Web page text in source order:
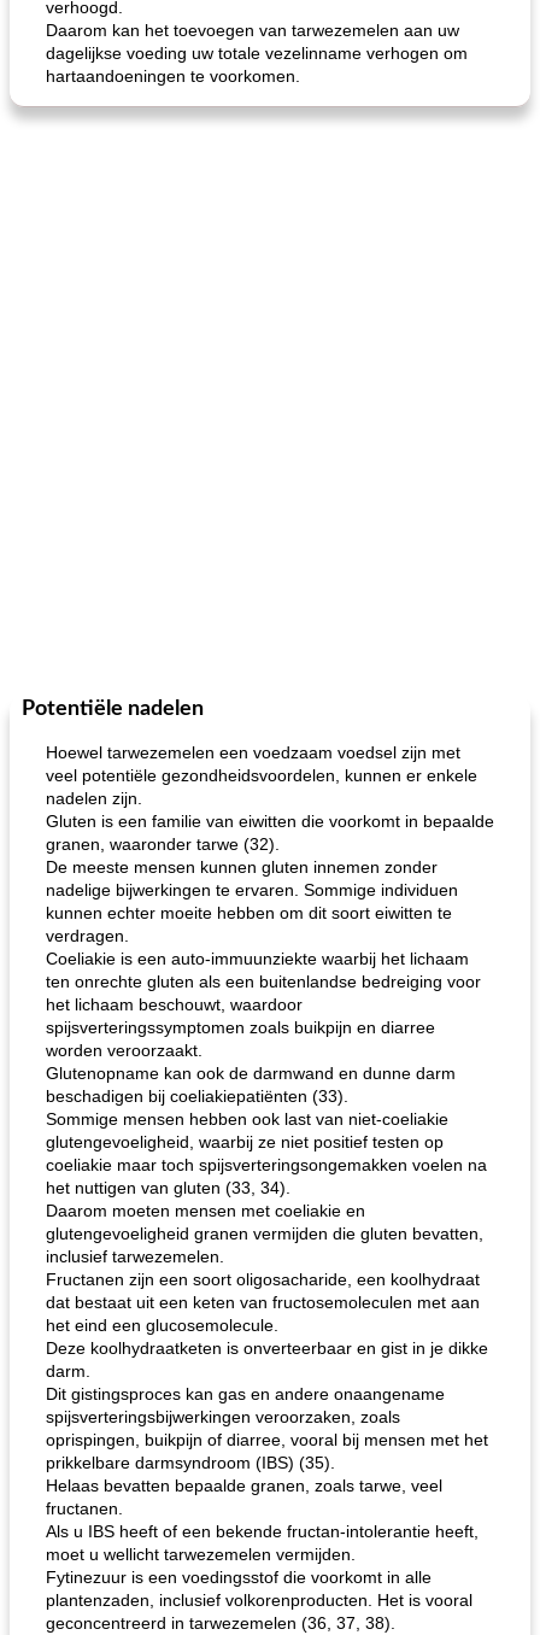
verhoogd.
Daarom kan het toevoegen van tarwezemelen aan uw
dagelijkse voeding uw totale vezelinname verhogen om
hartaandoeningen te voorkomen.
Potentiële nadelen
Hoewel tarwezemelen een voedzaam voedsel zijn met
veel potentiële gezondheidsvoordelen, kunnen er enkele
nadelen zijn.
Gluten is een familie van eiwitten die voorkomt in bepaalde
granen, waaronder tarwe (32).
De meeste mensen kunnen gluten innemen zonder
nadelige bijwerkingen te ervaren. Sommige individuen
kunnen echter moeite hebben om dit soort eiwitten te
verdragen.
Coeliakie is een auto-immuunziekte waarbij het lichaam
ten onrechte gluten als een buitenlandse bedreiging voor
het lichaam beschouwt, waardoor
spijsverteringssymptomen zoals buikpijn en diarree
worden veroorzaakt.
Glutenopname kan ook de darmwand en dunne darm
beschadigen bij coeliakiepatiënten (33).
Sommige mensen hebben ook last van niet-coeliakie
glutengevoeligheid, waarbij ze niet positief testen op
coeliakie maar toch spijsverteringsongemakken voelen na
het nuttigen van gluten (33, 34).
Daarom moeten mensen met coeliakie en
glutengevoeligheid granen vermijden die gluten bevatten,
inclusief tarwezemelen.
Fructanen zijn een soort oligosacharide, een koolhydraat
dat bestaat uit een keten van fructosemoleculen met aan
het eind een glucosemolecule.
Deze koolhydraatketen is onverteerbaar en gist in je dikke
darm.
Dit gistingsproces kan gas en andere onaangename
spijsverteringsbijwerkingen veroorzaken, zoals
oprispingen, buikpijn of diarree, vooral bij mensen met het
prikkelbare darmsyndroom (IBS) (35).
Helaas bevatten bepaalde granen, zoals tarwe, veel
fructanen.
Als u IBS heeft of een bekende fructan-intolerantie heeft,
moet u wellicht tarwezemelen vermijden.
Fytinezuur is een voedingsstof die voorkomt in alle
plantenzaden, inclusief volkorenproducten. Het is vooral
geconcentreerd in tarwezemelen (36, 37, 38).